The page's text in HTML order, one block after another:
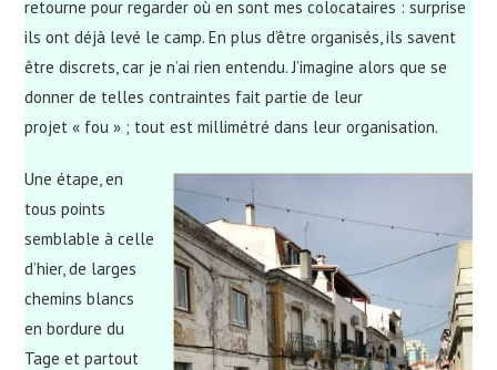
retourne pour regarder où en sont mes colocataires : surprise
ils ont déjà levé le camp. En plus d’être organisés, ils savent
être discrets, car je n’ai rien entendu. J’imagine alors que se
donner de telles contraintes fait partie de leur
projet « fou » ; tout est millimétré dans leur organisation.
Une étape, en
tous points
semblable à celle
d’hier, de larges
chemins blancs
en bordure du
Tage et partout